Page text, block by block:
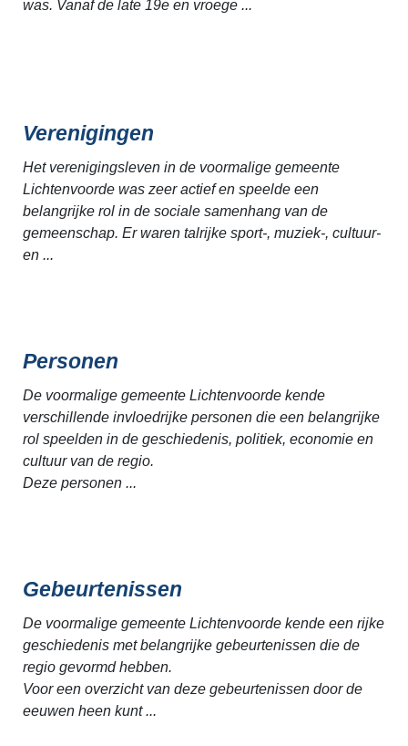
was. Vanaf de late 19e en vroege ...
Verenigingen
Het verenigingsleven in de voormalige gemeente
Lichtenvoorde was zeer actief en speelde een
belangrijke rol in de sociale samenhang van de
gemeenschap. Er waren talrijke sport-, muziek-, cultuur-
en ...
Personen
De voormalige gemeente Lichtenvoorde kende
verschillende invloedrijke personen die een belangrijke
rol speelden in de geschiedenis, politiek, economie en
cultuur van de regio.
Deze personen ...
Gebeurtenissen
De voormalige gemeente Lichtenvoorde kende een rijke
geschiedenis met belangrijke gebeurtenissen die de
regio gevormd hebben.
Voor een overzicht van deze gebeurtenissen door de
eeuwen heen kunt ...